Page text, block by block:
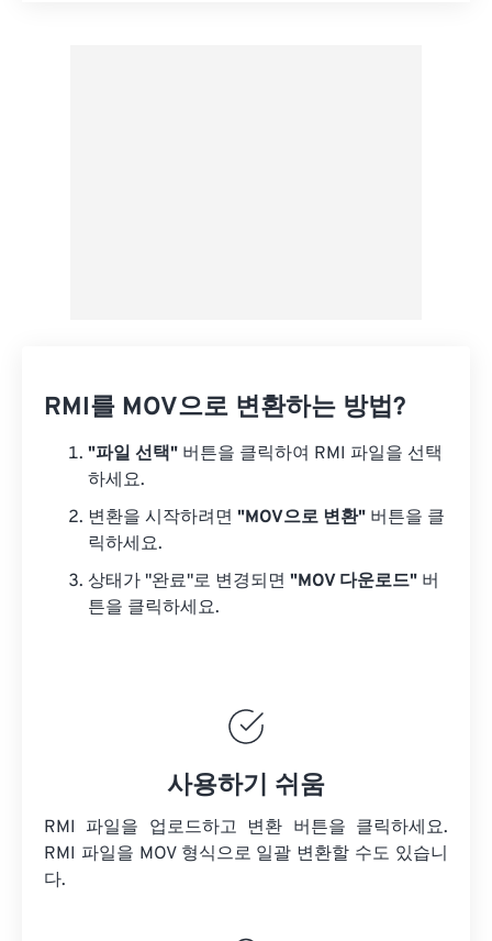
RMI를 MOV으로 변환하는 방법?
"파일 선택" 버튼을 클릭하여 RMI 파일을 선택
하세요.
변환을 시작하려면 "MOV으로 변환" 버튼을 클
릭하세요.
상태가 "완료"로 변경되면 "MOV 다운로드" 버
튼을 클릭하세요.
사용하기 쉬움
RMI 파일을 업로드하고 변환 버튼을 클릭하세요.
RMI 파일을 MOV 형식으로 일괄 변환할 수도 있습니
다.